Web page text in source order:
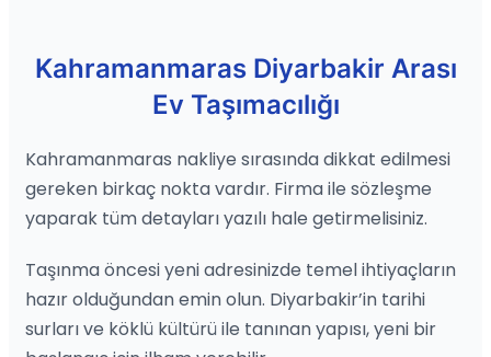
Kahramanmaras Diyarbakir Arası
Ev Taşımacılığı
Kahramanmaras nakliye sırasında dikkat edilmesi
gereken birkaç nokta vardır. Firma ile sözleşme
yaparak tüm detayları yazılı hale getirmelisiniz.
Taşınma öncesi yeni adresinizde temel ihtiyaçların
hazır olduğundan emin olun. Diyarbakir’in tarihi
surları ve köklü kültürü ile tanınan yapısı, yeni bir